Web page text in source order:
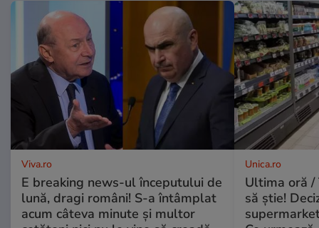
Viva.ro
E breaking news-ul începutului de
lună, dragi români! S-a întâmplat
acum câteva minute și multor
Unica.ro
Ultima oră /
să știe!